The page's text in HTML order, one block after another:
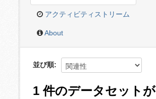
アクティビティストリーム
About
並び順
1 件のデータセットが